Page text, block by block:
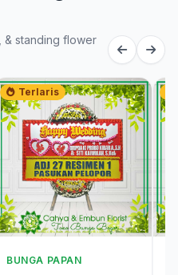
& standing flower
Terlaris
BUNGA PAPAN